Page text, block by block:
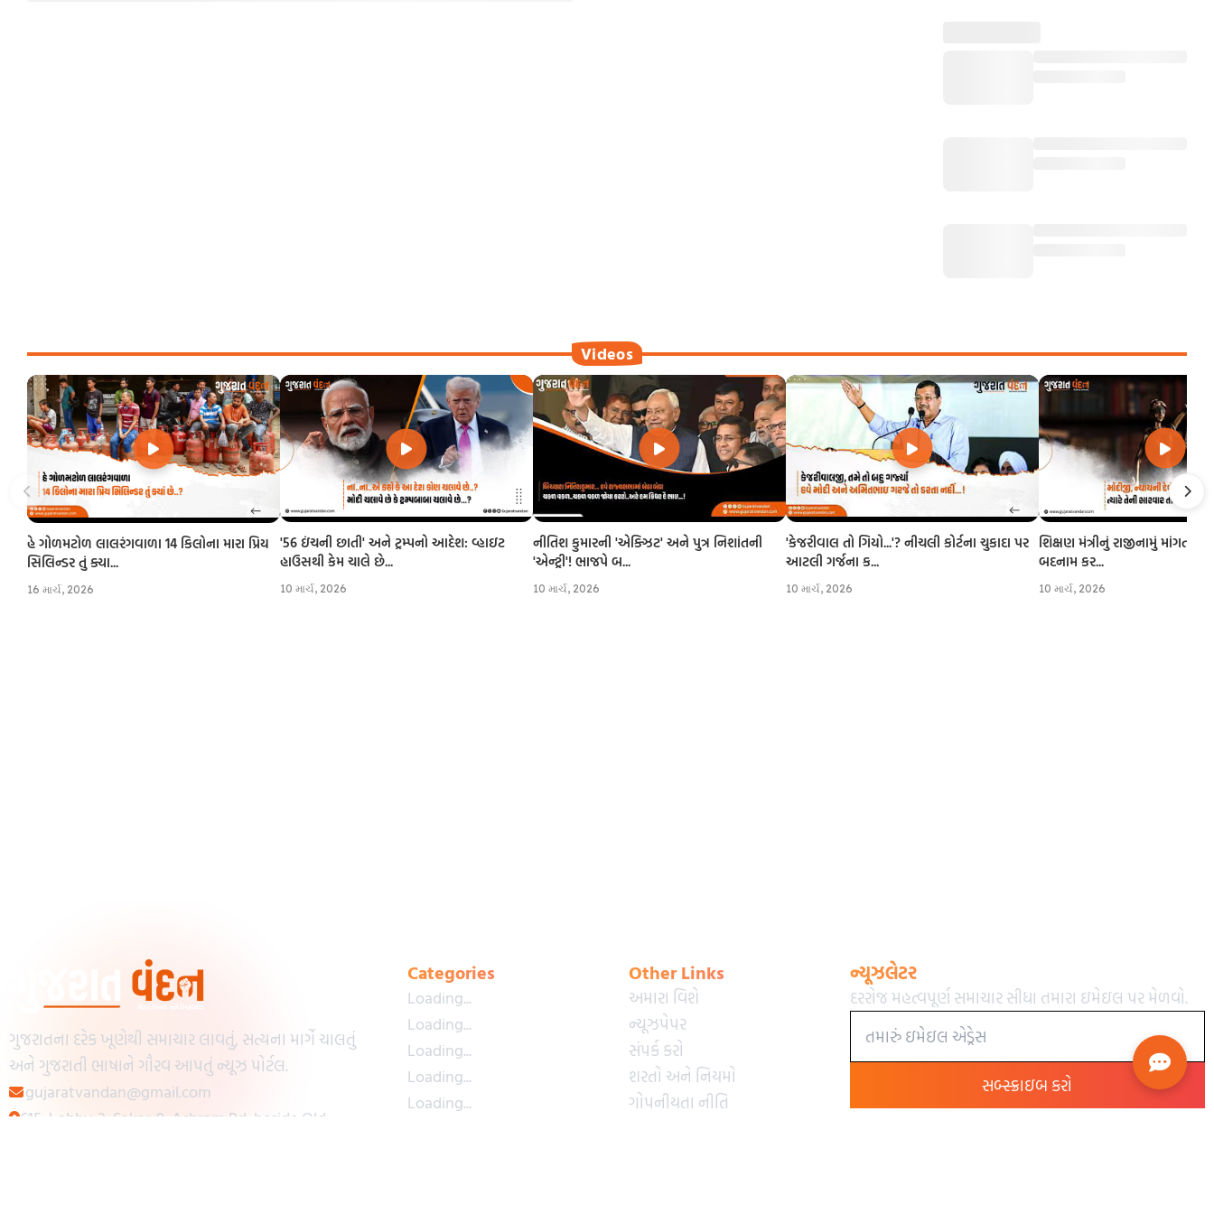
Videos
હે ગોળમટોળ લાલરંગવાળા 14 કિલોના મારા પ્રિય
સિલિન્ડર તું ક્યા...
16 માર્ચ, 2026
'56 ઇંચની છાતી' અને ટ્રમ્પનો આદેશ: વ્હાઇટ
હાઉસથી કેમ ચાલે છે...
10 માર્ચ, 2026
નીતિશ કુમારની 'એક્ઝિટ' અને પુત્ર નિશાંતની
'એન્ટ્રી'! ભાજપે બ...
10 માર્ચ, 2026
'કેજરીવાલ તો ગિયો...'? નીચલી કોર્ટના ચુકાદા પર
આટલી ગર્જના ક...
10 માર્ચ, 2026
શિક્ષણ મંત્રીનું રાજીનામું માંગતા
બદનામ કર...
10 માર્ચ, 2026
ગુજરાતના દરેક ખૂણેથી સમાચાર લાવતું, સત્યના માર્ગે ચાલતું
અને ગુજરાતી ભાષાને ગૌરવ આપતું ન્યૂઝ પોર્ટલ.
gujaratvandan@gmail.com
615, Lobby-2, Sakar-9, Ashram Rd, beside Old
Categories
Loading...
Loading...
Loading...
Loading...
Loading...
Other Links
અમારા વિશે
ન્યૂઝપેપર
સંપર્ક કરો
શરતો અને નિયમો
ગોપનીયતા નીતિ
ન્યૂઝલેટર
દરરોજ મહત્વપૂર્ણ સમાચાર સીધા તમારા ઇમેઇલ પર મેળવો.
સબ્સ્ક્રાઇબ કરો